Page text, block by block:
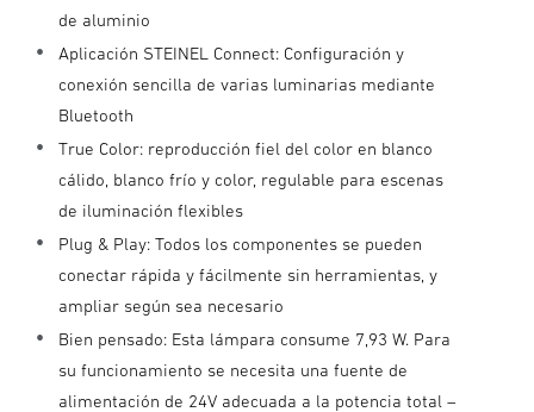
de aluminio
Aplicación STEINEL Connect: Configuración y
conexión sencilla de varias luminarias mediante
Bluetooth
True Color: reproducción fiel del color en blanco
cálido, blanco frío y color, regulable para escenas
de iluminación flexibles
Plug & Play: Todos los componentes se pueden
conectar rápida y fácilmente sin herramientas, y
ampliar según sea necesario
Bien pensado: Esta lámpara consume 7,93 W. Para
su funcionamiento se necesita una fuente de
alimentación de 24V adecuada a la potencia total –